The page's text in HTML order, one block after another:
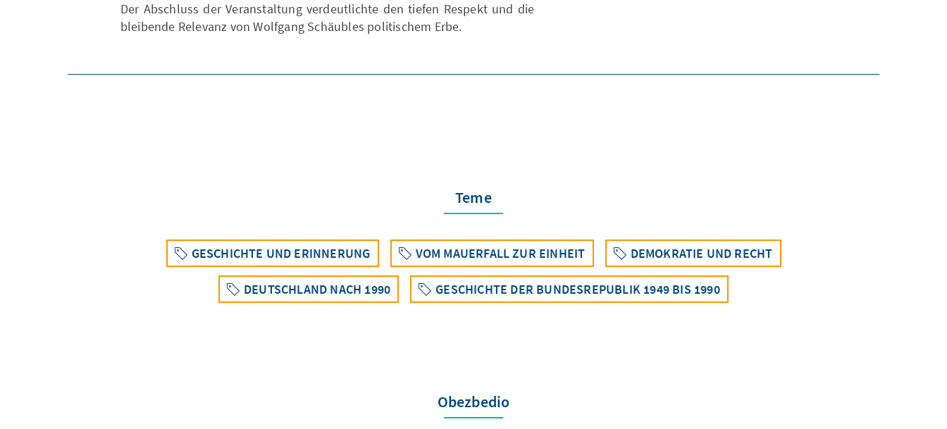
Der Abschluss der Veranstaltung verdeutlichte den tiefen Respekt und die
bleibende Relevanz von Wolfgang Schäubles politischem Erbe.
Teme
GESCHICHTE UND ERINNERUNG VOM MAUERFALL ZUR EINHEIT DEMOKRATIE UND RECHT
DEUTSCHLAND NACH 1990 GESCHICHTE DER BUNDESREPUBLIK 1949 BIS 1990
Obezbedio